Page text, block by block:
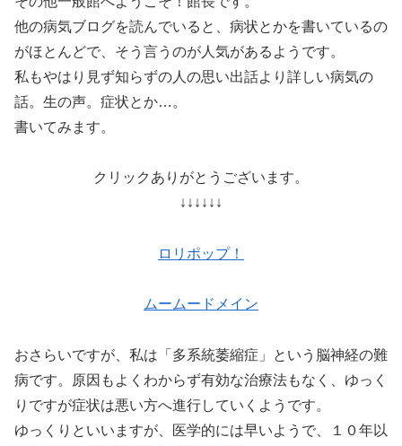
他の病気ブログを読んでいると、病状とかを書いているの
がほとんどで、そう言うのが人気があるようです。
私もやはり見ず知らずの人の思い出話より詳しい病気の
話。生の声。症状とか…。
書いてみます。
クリックありがとうございます。
↓↓↓↓↓↓
ロリポップ！
ムームードメイン
おさらいですが、私は「多系統萎縮症」という脳神経の難
病です。原因もよくわからず有効な治療法もなく、ゆっく
りですが症状は悪い方へ進行していくようです。
ゆっくりといいますが、医学的には早いようで、１０年以